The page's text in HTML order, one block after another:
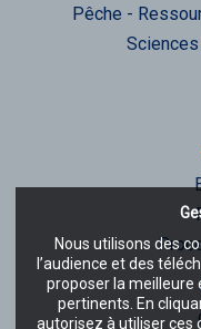
Nous utilisons des
l’audience et des
proposer la meilleure
pertinents. En
autorisez à utiliser ces
Pêche -